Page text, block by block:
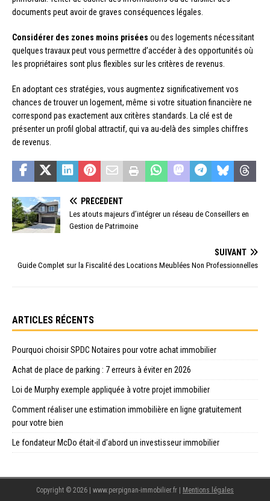
documents peut avoir de graves conséquences légales.
Considérer des zones moins prisées ou des logements nécessitant
quelques travaux peut vous permettre d’accéder à des opportunités où
les propriétaires sont plus flexibles sur les critères de revenus.
En adoptant ces stratégies, vous augmentez significativement vos
chances de trouver un logement, même si votre situation financière ne
correspond pas exactement aux critères standards. La clé est de
présenter un profil global attractif, qui va au-delà des simples chiffres
de revenus.
PRÉCÉDENT
Les atouts majeurs d’intégrer un réseau de Conseillers en
Gestion de Patrimoine
SUIVANT
Guide Complet sur la Fiscalité des Locations Meublées Non Professionnelles
ARTICLES RÉCENTS
Pourquoi choisir SPDC Notaires pour votre achat immobilier
Achat de place de parking : 7 erreurs à éviter en 2026
Loi de Murphy exemple appliquée à votre projet immobilier
Comment réaliser une estimation immobilière en ligne gratuitement
pour votre bien
Le fondateur McDo était-il d’abord un investisseur immobilier
Copyright © 2026 | www.perpignan-immobilier.fr | Mentions légales